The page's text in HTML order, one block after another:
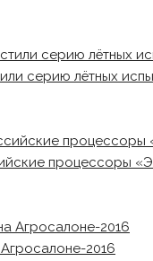
серию лётных
процессоры
2016